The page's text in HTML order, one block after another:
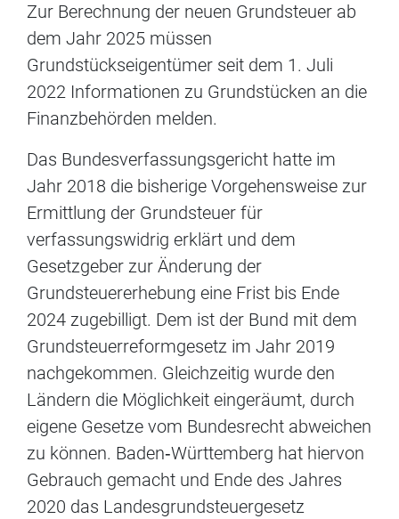
Zur Berechnung der neuen Grundsteuer ab
dem Jahr 2025 müssen
Grundstückseigentümer seit dem 1. Juli
2022 Informationen zu Grundstücken an die
Finanzbehörden melden.
Das Bundesverfassungsgericht hatte im
Jahr 2018 die bisherige Vorgehensweise zur
Ermittlung der Grundsteuer für
verfassungswidrig erklärt und dem
Gesetzgeber zur Änderung der
Grundsteuererhebung eine Frist bis Ende
2024 zugebilligt. Dem ist der Bund mit dem
Grundsteuerreformgesetz im Jahr 2019
nachgekommen. Gleichzeitig wurde den
Ländern die Möglichkeit eingeräumt, durch
eigene Gesetze vom Bundesrecht abweichen
zu können. Baden‐Württemberg hat hiervon
Gebrauch gemacht und Ende des Jahres
2020 das Landesgrundsteuergesetz